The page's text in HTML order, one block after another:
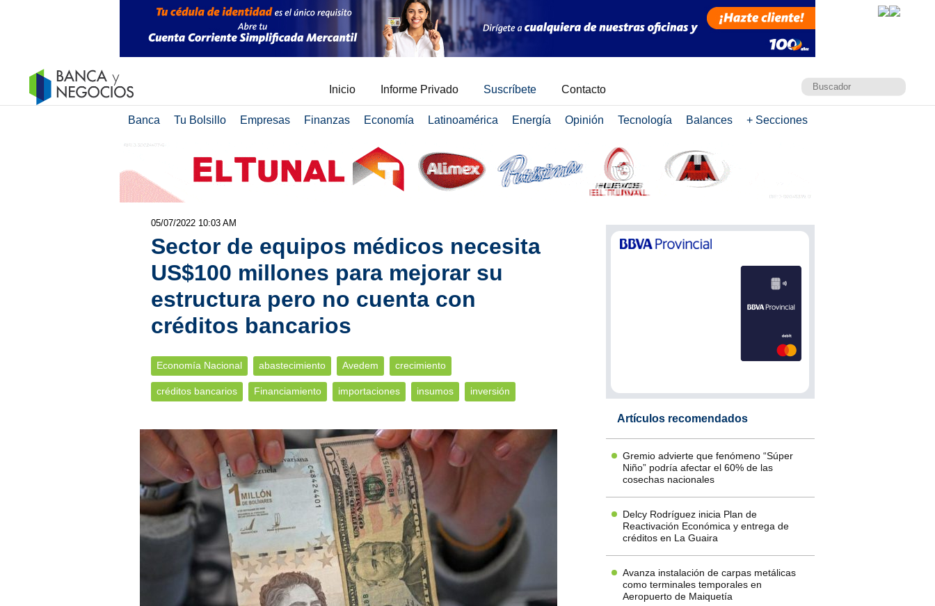
Inicio Informe Privado Suscríbete Contacto
Banca Tu Bolsillo Empresas Finanzas Economía Latinoamérica Energía Opinión Tecnología Balances + Secciones
05/07/2022 10:03 AM
Sector de equipos médicos necesita
US$100 millones para mejorar su
estructura pero no cuenta con
créditos bancarios
Economía Nacional abastecimiento Avedem crecimiento
créditos bancarios Financiamiento importaciones insumos inversión
Artículos recomendados
Gremio advierte que fenómeno “Súper
Niño” podría afectar el 60% de las
cosechas nacionales
Delcy Rodríguez inicia Plan de
Reactivación Económica y entrega de
créditos en La Guaira
Avanza instalación de carpas metálicas
como terminales temporales en
Aeropuerto de Maiquetía